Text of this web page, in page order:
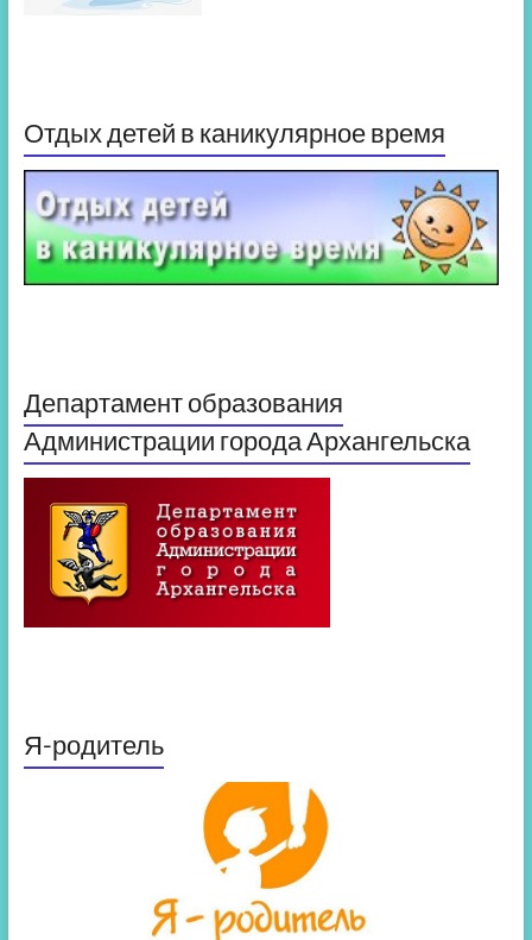
Отдых детей в каникулярное время
Департамент образования
Администрации города Архангельска
Я-родитель